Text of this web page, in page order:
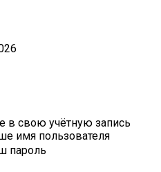
в свою учётную запись
имя пользователя
пароль